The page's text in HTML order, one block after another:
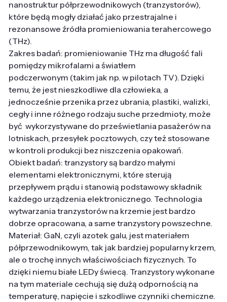
nanostruktur półprzewodnikowych (tranzystorów),
które będą mogły działać jako przestrajalne i
rezonansowe źródła promieniowania terahercowego
(THz).
Zakres badań: promieniowanie THz ma długość fali
pomiędzy mikrofalami a światłem
podczerwonym (takim jak np. w pilotach TV). Dzięki
temu, że jest nieszkodliwe dla człowieka, a
jednocześnie przenika przez ubrania, plastiki, walizki,
cegły i inne różnego rodzaju suche przedmioty, może
być wykorzystywane do prześwietlania pasażerów na
lotniskach, przesyłek pocztowych, czy też stosowane
w kontroli produkcji bez niszczenia opakowań.
Obiekt badań: tranzystory są bardzo małymi
elementami elektronicznymi, które sterują
przepływem prądu i stanowią podstawowy składnik
każdego urządzenia elektronicznego. Technologia
wytwarzania tranzystorów na krzemie jest bardzo
dobrze opracowana, a same tranzystory powszechne.
Materiał: GaN, czyli azotek galu, jest materiałem
półprzewodnikowym, tak jak bardziej popularny krzem,
ale o trochę innych właściwościach fizycznych. To
dzięki niemu białe LEDy świecą. Tranzystory wykonane
na tym materiale cechują się dużą odpornością na
temperaturę, napięcie i szkodliwe czynniki chemiczne.